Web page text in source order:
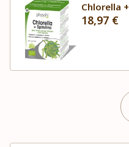
Chlorella
18,97 €